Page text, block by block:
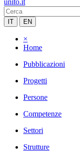
unito.it
IT EN
×
Home
Pubblicazioni
Progetti
Persone
Competenze
Settori
Strutture